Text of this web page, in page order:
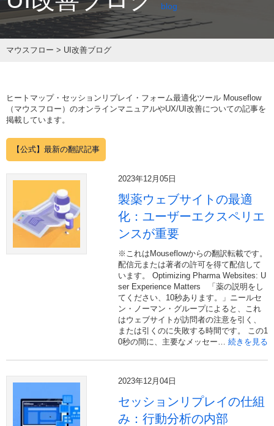
blog
マウスフロー > UI改善ブログ
ヒートマップ・セッションリプレイ・フォーム最適化ツール Mouseflow
（マウスフロー）のオンラインマニュアルやUX/UI改善についての記事を
掲載しています。
【公式】最新の翻訳記事
2023年12月05日
製薬ウェブサイトの最適
化：ユーザーエクスペリエ
ンスが重要
※これはMouseflowからの翻訳転載です。
配信元または著者の許可を得て配信して
います。 Optimizing Pharma Websites: U
ser Experience Matters 「薬の説明をし
てください、10秒あります。」ニールセ
ン・ノーマン・グループによると、これ
はウェブサイトが訪問者の注意を引く、
または引くのに失敗する時間です。 この1
0秒の間に、主要なメッセー… 続きを見る
2023年12月04日
セッションリプレイの仕組
み：行動分析の内部